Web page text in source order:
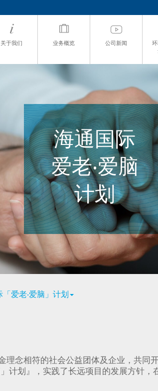
关于我们 业务概览 公司新闻
海通国际
爱老‧爱脑
计划
爱老‧爱脑」计划
念相符的社会公益团体及企业，共同
划』，实践了长远项目的发展方针，